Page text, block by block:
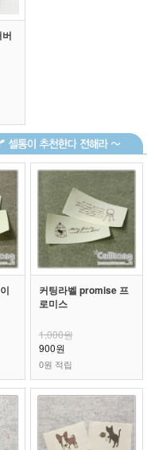
커팅라벨 promise 프
로미스
1,000원
900원
0원 적립